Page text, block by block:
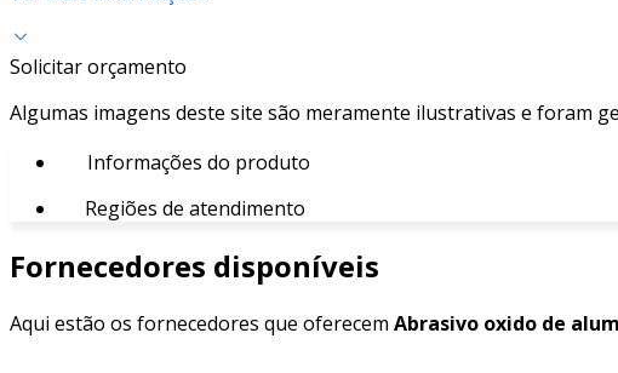
Solicitar orçamento
Algumas imagens deste site são meramente ilustrativas e foram
Informações do produto
Regiões de atendimento
Fornecedores disponíveis
Aqui estão os fornecedores que oferecem Abrasivo oxido de